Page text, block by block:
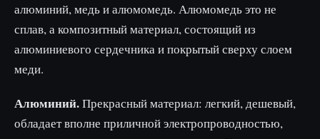
алюминий, медь и алюмомедь. Алюмомедь это не
сплав, а композитный материал, состоящий из
алюминиевого сердечника и покрытый сверху слоем
меди.
Алюминий.Прекрасный материал: легкий, дешевый,
обладает вполне приличной электропроводностью,